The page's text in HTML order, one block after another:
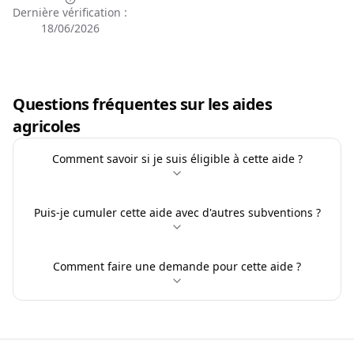
Dernière vérification :
18/06/2026
Questions fréquentes sur les aides
agricoles
Comment savoir si je suis éligible à cette aide ?
Puis-je cumuler cette aide avec d'autres subventions ?
Comment faire une demande pour cette aide ?